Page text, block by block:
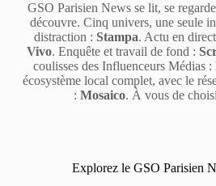
GSO Parisien News se lit, se
découvre. Cinq univers, une seule
distraction : Stampa. Actu en
Vivo. Enquête et travail de fond :
coulisses des Influenceurs Médias :
écosystème local complet, avec le
:Mosaico. À vous de
Explorez le GSO Parisien